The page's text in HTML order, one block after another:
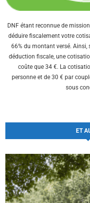
DNF étant reconnue de
déduire fiscalement votre
66% du montant versé. Ainsi,
déduction fiscale, une
coûte que 34 €. La
personne et de 30 € par
sous
ET